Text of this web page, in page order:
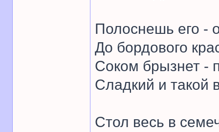
Полоснешь его -
До бордового
Соком брызнет -
Сладкий и такой
Стол весь в